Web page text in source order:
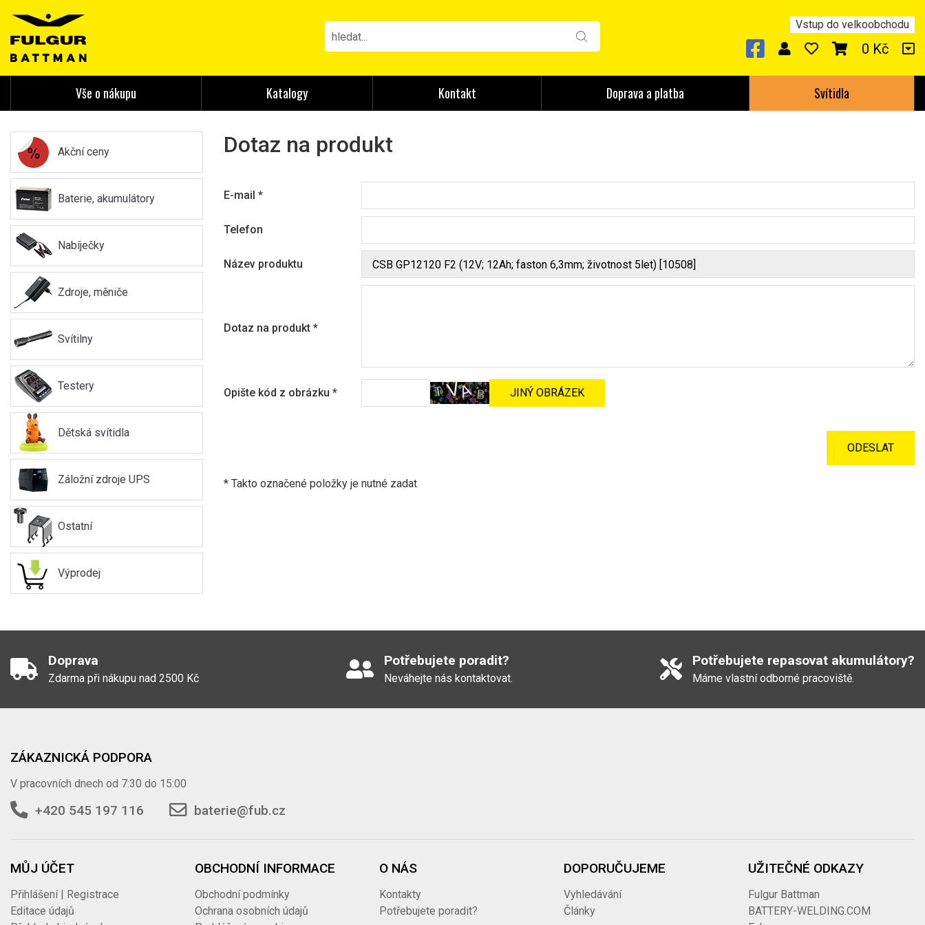
Vstup do velkoobchodu
0 Kč
Vše o nákupu Katalogy Kontakt Doprava a platba Svítidla
Akční ceny
Baterie, akumulátory
Nabíječky
Zdroje, měniče
Svítilny
Testery
Dětská svítidla
Záložní zdroje UPS
Ostatní
Výprodej
Dotaz na produkt
E-mail *
Telefon
Název produktu
Dotaz na produkt *
Opište kód z obrázku *
* Takto označené položky je nutné zadat
Doprava
Zdarma při nákupu nad 2500 Kč
Potřebujete poradit?
Neváhejte nás kontaktovat.
Potřebujete repasovat akumulátory?
Máme vlastní odborné pracoviště.
ZÁKAZNICKÁ PODPORA
V pracovních dnech od 7:30 do 15:00
+420 545 197 116 baterie@fub.cz
MŮJ ÚČET
Přihlášení | Registrace
Editace údajů
OBCHODNÍ INFORMACE
Obchodní podmínky
Ochrana osobních údajů
O NÁS
Kontakty
Potřebujete poradit?
DOPORUČUJEME
Vyhledávání
Články
UŽITEČNÉ ODKAZY
Fulgur Battman
BATTERY-WELDING.COM